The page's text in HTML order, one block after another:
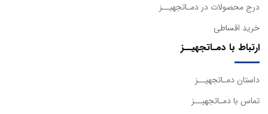
درج محصولات در دمـاتجهیــز
خرید اقساطی
ارتباط با دمـاتجهیــز
داستان دمـاتجهیــز
تماس با دمـاتجهیــز